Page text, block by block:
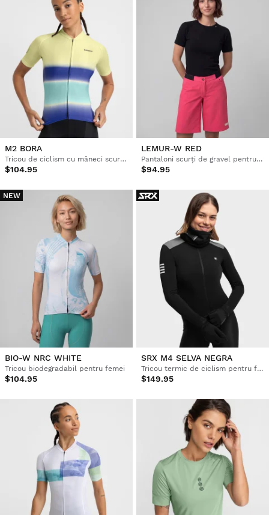
M2 BORA
Tricou de ciclism cu mâneci scurte pentru femei
$104.95
LEMUR-W RED
Pantaloni scurți de gravel pentru femei
$94.95
NEW
BIO-W NRC WHITE
Tricou biodegradabil pentru femei
$104.95
SRX M4 SELVA NEGRA
Tricou termic de ciclism pentru femei
$149.95